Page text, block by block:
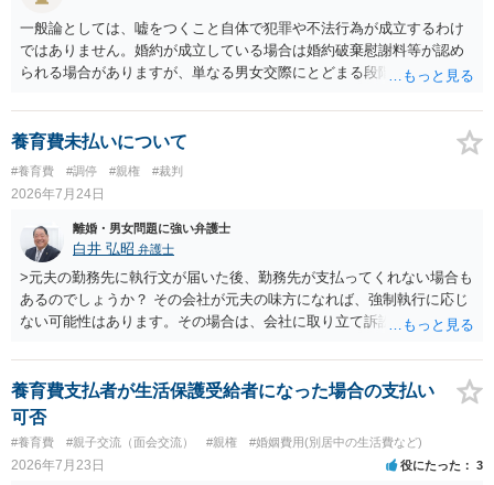
一般論としては、嘘をつくこと自体で犯罪や不法行為が成立するわけ
ではありません。婚約が成立している場合は婚約破棄慰謝料等が認め
られる場合がありますが、単なる男女交際にとどまる段階の場合、独
慰謝料は生じないことが多いと思われます。 お怒りはごもっともです
が、仮に交際を進めたとしても後に相手を信頼できなくなる可能性が
高かったということですので、むしろ結婚しなくてよかったと割り切
って、交際を終わらせるのがよいと思います。
養育費未払いについて
#養育費 #調停 #親権 #裁判
2026年7月24日
離婚・男女問題に強い弁護士
白井 弘昭 弁護士
>元夫の勤務先に執行文が届いた後、勤務先が支払ってくれない場合も
あるのでしょうか？ その会社が元夫の味方になれば、強制執行に応じ
ない可能性はあります。その場合は、会社に取り立て訴訟を行うこと
押さえ、元夫名義の車の差し押さえ競売などを検討します。 ＞何もで
きなかった場合は、公正証書の原本は戻ってくるのでしょうか？ 取れ
ても取れなくても、執行裁判所に原本の還付請求を行えば還付されま
す。 ＞他の弁護士さんに再度依頼できるのでしょうか？ できます。た
だ、取れなかった場合に取り立て訴訟等を起こしてもらえば、他の弁
護士に頼む必要は無いでしょう。 以上、ご参考まで。
養育費支払者が生活保護受給者になった場合の支払い
可否
#養育費 #親子交流（面会交流） #親権 #婚姻費用(別居中の生活費など)
2026年7月23日 役にたった 3